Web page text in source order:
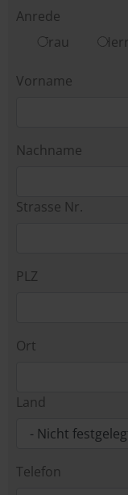
Kontakt
rechts
Anrede
Frau
Herr
Vorname
Nachname
Strasse Nr.
PLZ
Ort
Land
Telefon